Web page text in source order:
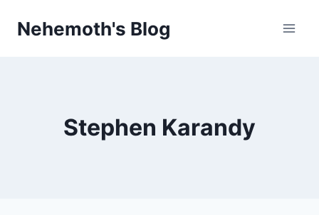
Nehemoth's Blog
Stephen Karandy